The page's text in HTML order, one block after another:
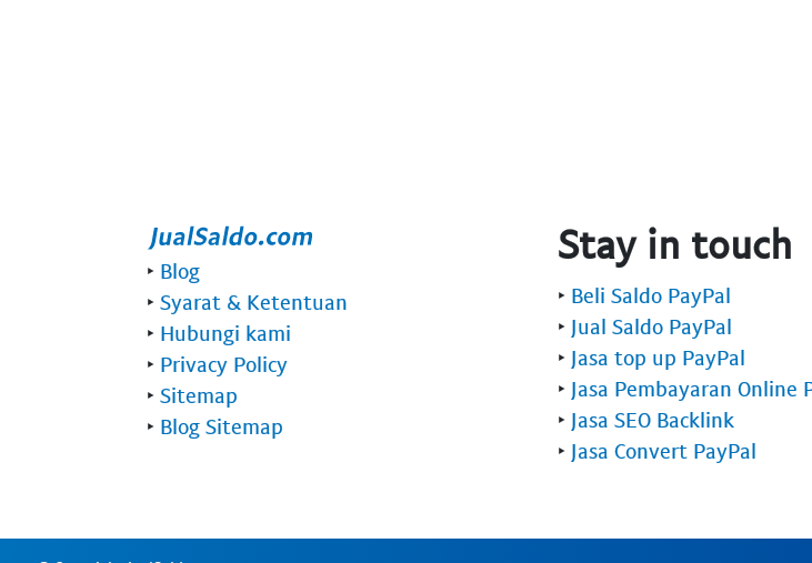
‣ Blog
‣ Syarat & Ketentuan
‣ Hubungi kami
‣ Privacy Policy
‣ Sitemap
‣ Blog Sitemap
Stay in touch
‣ Beli Saldo PayPal
‣ Jual Saldo PayPal
‣ Jasa top up PayPal
‣ Jasa Pembayaran Online
‣ Jasa SEO Backlink
‣ Jasa Convert PayPal